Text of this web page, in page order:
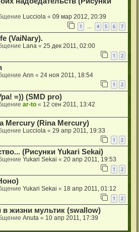
Lucciola « 09 мар 2012, 20:39
1 4 5 6 7
(VaiNary).
Lana « 25 дек 2011, 02:00
1 2
Аnn « 24 ноя 2011, 18:54
1 2
=)) (SMD pro)
ar-to « 12 сен 2011, 13:42
Mercury (Rina Mercury)
Lucciola « 29 апр 2011, 19:33
1 2
(Рисунки Yukari Sekai)
Yukari Sekai « 20 апр 2011, 19:53
1 2
Yukari Sekai « 18 апр 2011, 01:12
1 2
в жизни мультик (swallow)
Anuta « 10 апр 2011, 17:39